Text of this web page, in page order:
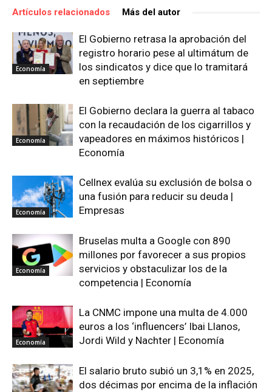
Artículos relacionados Más del autor
Economía
El Gobierno retrasa la aprobación del
registro horario pese al ultimátum de
los sindicatos y dice que lo tramitará
en septiembre
Economía
El Gobierno declara la guerra al tabaco
con la recaudación de los cigarrillos y
vapeadores en máximos históricos |
Economía
Economía
Cellnex evalúa su exclusión de bolsa o
una fusión para reducir su deuda |
Empresas
Economía
Bruselas multa a Google con 890
millones por favorecer a sus propios
servicios y obstaculizar los de la
competencia | Economía
Economía
La CNMC impone una multa de 4.000
euros a los ‘influencers’ Ibai Llanos,
Jordi Wild y Nachter | Economía
El salario bruto subió un 3,1% en 2025,
dos décimas por encima de la inflación